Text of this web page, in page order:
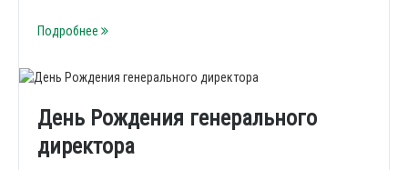
Подробнее
День Рождения генерального
директора